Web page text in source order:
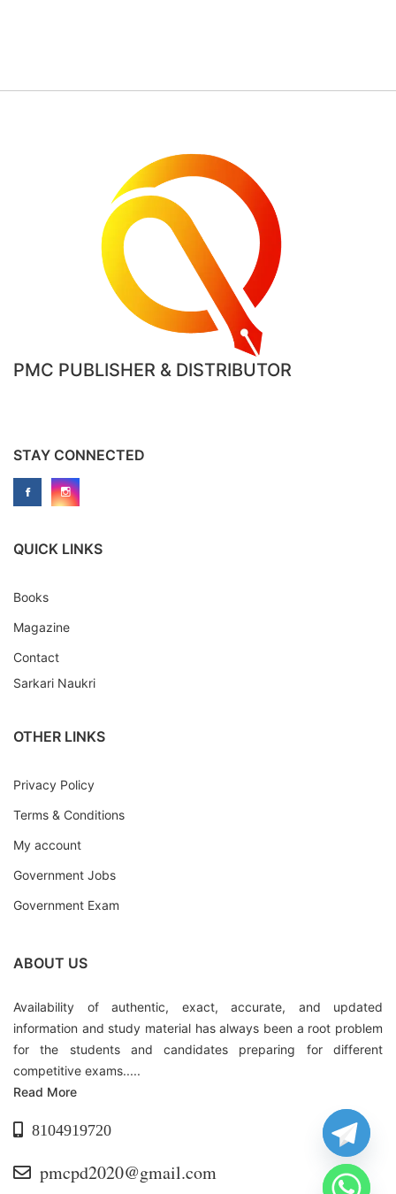
PMC PUBLISHER & DISTRIBUTOR
STAY CONNECTED
QUICK LINKS
Books
Magazine
Contact
Sarkari Naukri
OTHER LINKS
Privacy Policy
Terms & Conditions
My account
Government Jobs
Government Exam
ABOUT US
Availability of authentic, exact, accurate, and updated
information and study material has always been a root problem
for the students and candidates preparing for different
competitive exams.....
Read More
8104919720
pmcpd2020@gmail.com